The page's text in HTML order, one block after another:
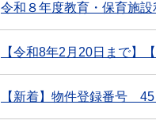
令和８年度教育・保育施
【令和8年2月20日まで】
【新着】物件登録番号